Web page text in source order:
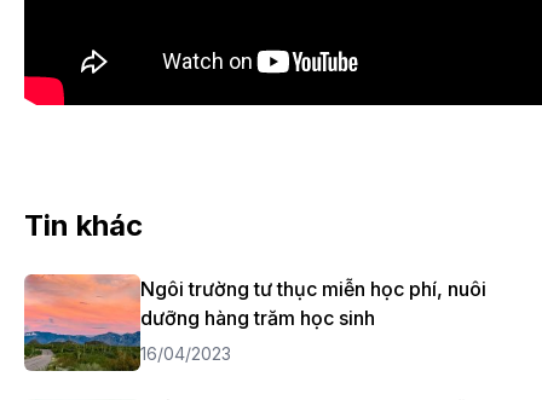
Tin khác
Ngôi trường tư thục miễn học phí, nuôi
dưỡng hàng trăm học sinh
16/04/2023